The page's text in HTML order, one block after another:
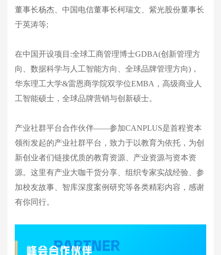
董事长杨杰、中国电信董事长柯瑞文、紫光股份董事长
于英涛等;
在中国开设项目:全球工商管理博士GDBA(创新管理方
向、数据科学与人工智能方向、全球品牌管理方向)，
华东理工大学&雷恩商学院双学位EMBA，高级商业人
工智能硕士，全球品牌营销与创新硕士。
产业社群平台合作伙伴——参加CANPLUS是首程资本
领衔发起的产业社群平台，致力于以教育为依托，为创
新创业者们链接优质的教育资源、产业资源与资本资
源。这里有产业大咖干货分享、组织专家实战经验、参
加校友故事、智库深度案例研究等各类精彩内容，感谢
有你同行。